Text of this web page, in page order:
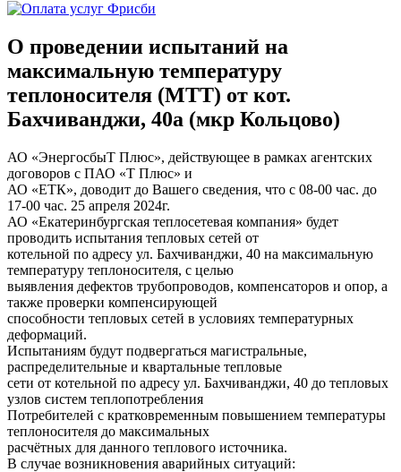
О проведении испытаний на
максимальную температуру
теплоносителя (МТТ) от кот.
Бахчиванджи, 40а (мкр Кольцово)
АО «ЭнергосбыТ Плюс», действующее в рамках агентских
договоров с ПАО «Т Плюс» и
АО «ЕТК», доводит до Вашего сведения, что с 08-00 час. до
17-00 час. 25 апреля 2024г.
АО «Екатеринбургская теплосетевая компания» будет
проводить испытания тепловых сетей от
котельной по адресу ул. Бахчиванджи, 40 на максимальную
температуру теплоносителя, с целью
выявления дефектов трубопроводов, компенсаторов и опор, а
также проверки компенсирующей
способности тепловых сетей в условиях температурных
деформаций.
Испытаниям будут подвергаться магистральные,
распределительные и квартальные тепловые
сети от котельной по адресу ул. Бахчиванджи, 40 до тепловых
узлов систем теплопотребления
Потребителей с кратковременным повышением температуры
теплоносителя до максимальных
расчётных для данного теплового источника.
В случае возникновения аварийных ситуаций: